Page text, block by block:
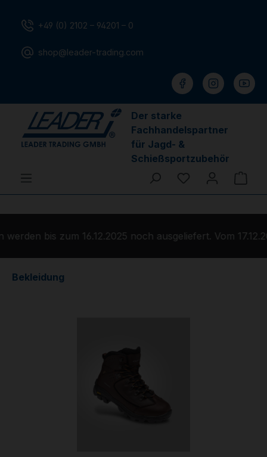
+49 (0) 2102 – 94201 – 0
shop@leader-trading.com
Der starke
Fachhandelspartner
für Jagd- &
Schießsportzubehör
Du hast 0
bis zum 16.12.2025 noch ausgeliefert. Vom
Bekleidung